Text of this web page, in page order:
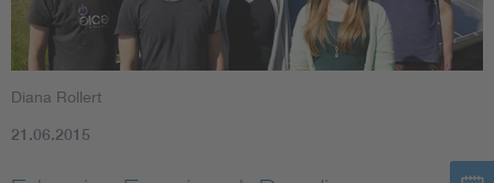
Mobility
Diana Rollert
21.06.2015